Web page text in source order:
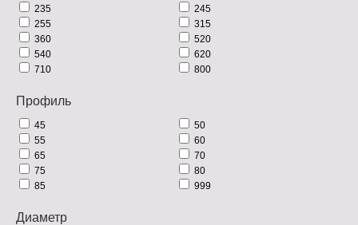
235
245
255
315
360
520
540
620
710
800
Профиль
45
50
55
60
65
70
75
80
85
999
Диаметр